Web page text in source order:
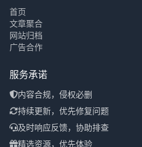
首页
文章聚合
网站归档
广告合作
服务承诺
内容合规，侵权必删
持续更新，优先修复问题
及时响应反馈，协助排查
精选资源，优先体验